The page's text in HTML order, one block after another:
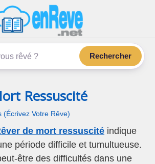
que ça
Rechercher
Ressuscité
(Écrivez Votre Rêve)
de mort ressuscité indique
période difficile et tumultueuse.
être des difficultés dans une